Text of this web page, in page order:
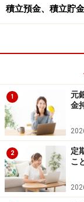
いつでも引き出し
し、イザというと
積立預金、積立貯
1
元
金
2
定
こ